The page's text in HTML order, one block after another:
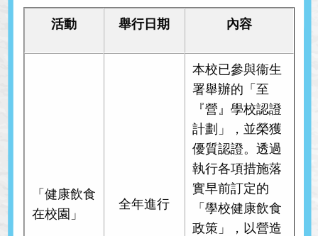
活動 舉行日期 內容
「健康飲食
在校園」
全年進行
本校已參與衞生
署舉辦的「至
『營』學校認證
計劃」，並榮獲
優質認證。透過
執行各項措施落
實早前訂定的
「學校健康飲食
政策」，以營造